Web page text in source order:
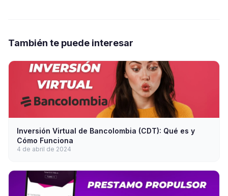
También te puede interesar
Inversión Virtual de Bancolombia (CDT): Qué es y
Cómo Funciona
4 de abril de 2024